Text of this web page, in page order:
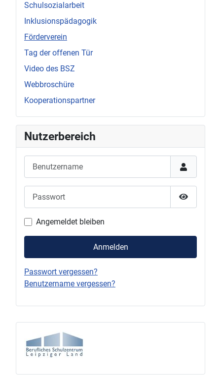
Schulsozialarbeit
Inklusionspädagogik
Förderverein
Tag der offenen Tür
Video des BSZ
Webbroschüre
Kooperationspartner
Nutzerbereich
Passwort
Angemeldet bleiben
Anmelden
Passwort vergessen?
Benutzername vergessen?